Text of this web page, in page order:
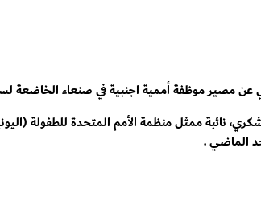
موظفة أممية اجنبية في صنعاء الخاضعة
شكري، نائبة ممثل منظمة الأمم المتحدة للطفولة
الماضي .